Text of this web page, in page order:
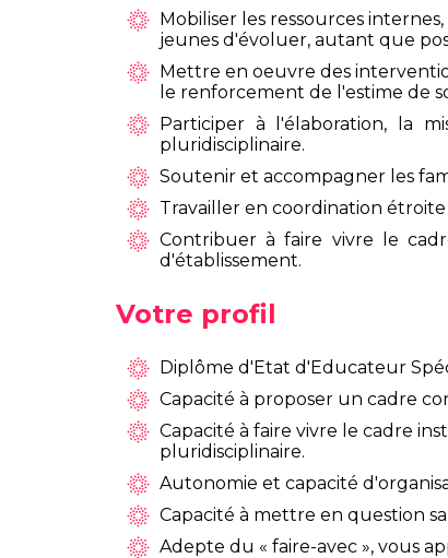
Mobiliser les ressources
jeunes d'évoluer, autant que
Mettre en oeuvre des
le renforcement de l'estime de
Participer à l'élaboration, la
pluridisciplinaire.
Soutenir et accompagner les
Travailler en coordination étroite
Contribuer à faire vivre le
d'établissement.
Votre profil
Diplôme d'Etat d'Educateur
Capacité à proposer un cadre
Capacité à faire vivre le cadre
pluridisciplinaire.
Autonomie et capacité
Capacité à mettre en question
Adepte du « faire-avec », vous